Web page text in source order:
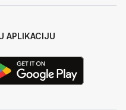
APLIKACIJU